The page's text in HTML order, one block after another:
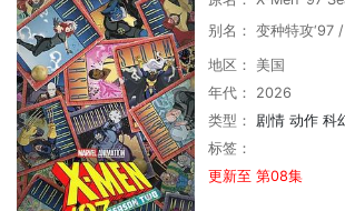
别名： 变种特攻‘97
地区： 美国
年代： 2026
类型： 剧情 动作 科
标签：
更新至 第08集